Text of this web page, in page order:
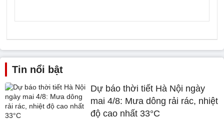
Tin nổi bật
Dự báo thời tiết Hà Nội ngày
mai 4/8: Mưa dông rải rác, nhiệt
độ cao nhất 33°C